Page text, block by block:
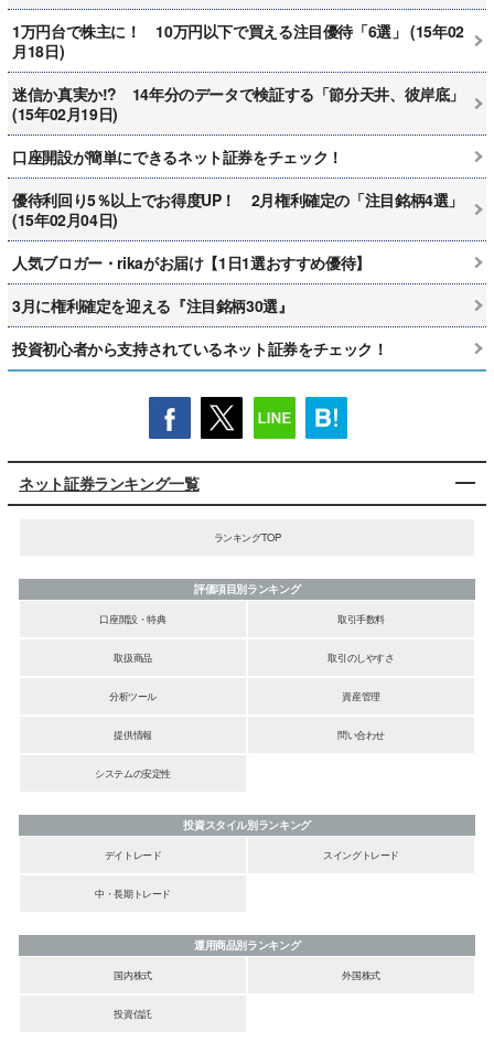
1万円台で株主に！ 10万円以下で買える注目優待「6選」 (15年02
月18日)
迷信か真実か!? 14年分のデータで検証する「節分天井、彼岸底」
(15年02月19日)
口座開設が簡単にできるネット証券をチェック！
優待利回り5％以上でお得度UP！ 2月権利確定の「注目銘柄4選」
(15年02月04日)
人気ブロガー・rikaがお届け【1日1選おすすめ優待】
3月に権利確定を迎える『注目銘柄30選』
投資初心者から支持されているネット証券をチェック！
ネット証券ランキング一覧
ランキングTOP
評価項目別ランキング
口座開設・特典
取引手数料
取扱商品 取引のしやすさ
分析ツール 資産管理
提供情報 問い合わせ
システムの安定性
投資スタイル別ランキング
デイトレード
スイングトレード
中・長期トレード
運用商品別ランキング
国内株式
外国株式
投資信託